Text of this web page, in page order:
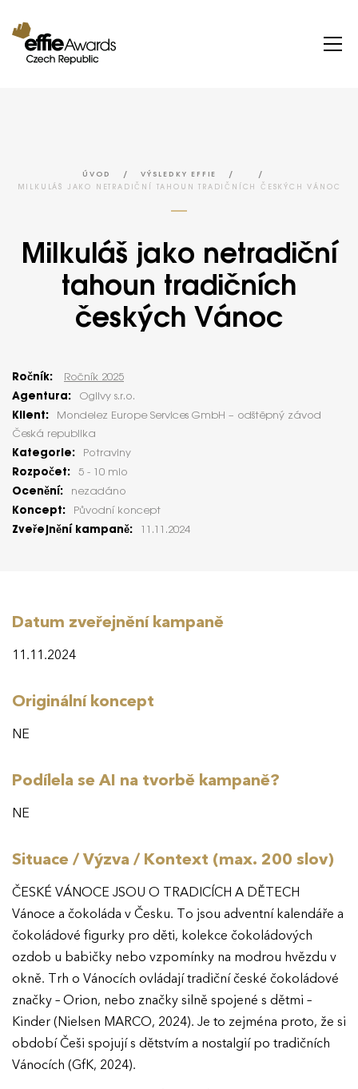
ÚVOD / VÝSLEDKY EFFIE / /
MILKULÁŠ JAKO NETRADIČNÍ TAHOUN TRADIČNÍCH ČESKÝCH VÁNOC
Milkuláš jako netradiční
tahoun tradičních
českých Vánoc
Ročník: Ročník 2025
Agentura: Ogilvy s.r.o.
Klient:
Mondelez Europe Services GmbH – odštěpný závod
Česká republika
Kategorie: Potraviny
Rozpočet: 5 - 10 mio
Ocenění: nezadáno
Koncept: Původní koncept
Zveřejnění kampaně: 11.11.2024
Datum zveřejnění kampaně
11.11.2024
Originální koncept
NE
Podílela se AI na tvorbě kampaně?
NE
Situace / Výzva / Kontext (max. 200 slov)
ČESKÉ VÁNOCE JSOU O TRADICÍCH A DĚTECH
Vánoce a čokoláda v Česku. To jsou adventní kalendáře a
čokoládové figurky pro děti, kolekce čokoládových
ozdob u babičky nebo vzpomínky na modrou hvězdu v
okně. Trh o Vánocích ovládají tradiční české čokoládové
značky – Orion, nebo značky silně spojené s dětmi –
Kinder (Nielsen MARCO, 2024). Je to zejména proto, že si
období Češi spojují s dětstvím a nostalgií po tradičních
Vánocích (GfK, 2024).